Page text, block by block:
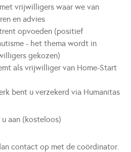
vrijwilligers waar we van
en advies
opvoeden (positief
- het thema wordt in
gekozen)
als vrijwilliger van Home-Start
bent u verzekerd via Humanitas
aan (kosteloos)
contact op met de coördinator.